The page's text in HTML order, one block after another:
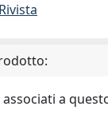
a